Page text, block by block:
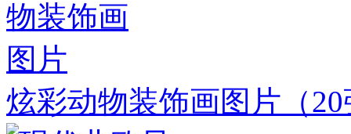
炫彩动物装饰画图片 （